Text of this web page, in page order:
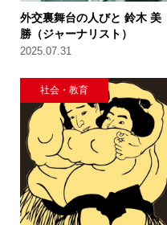
外交裏舞台の人びと 鈴木 美
勝（ジャーナリスト）
2025.07.31
社会・教育